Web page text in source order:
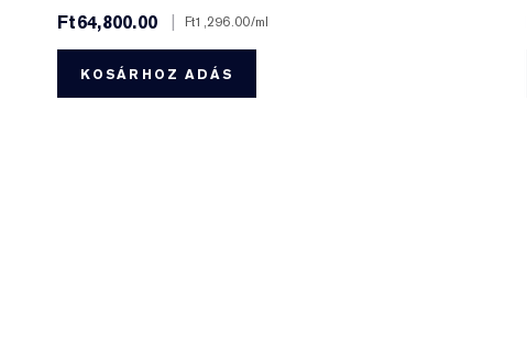
Ft64,800.00
| Ft1,296.00/ml
KOSÁRHOZ ADÁS